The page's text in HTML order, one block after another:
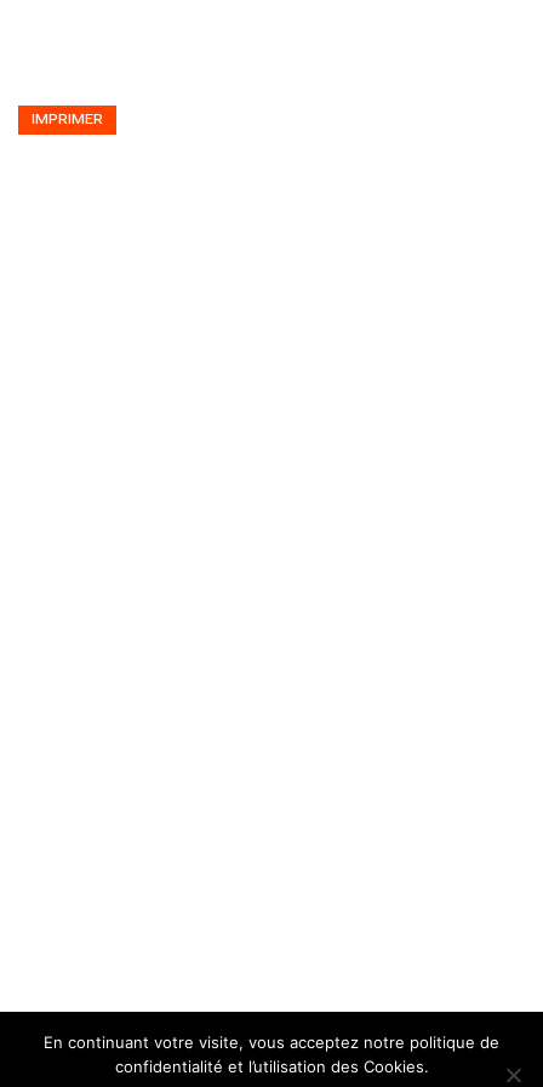
IMPRIMER
En continuant votre visite, vous acceptez notre politique de
confidentialité et l’utilisation des Cookies.